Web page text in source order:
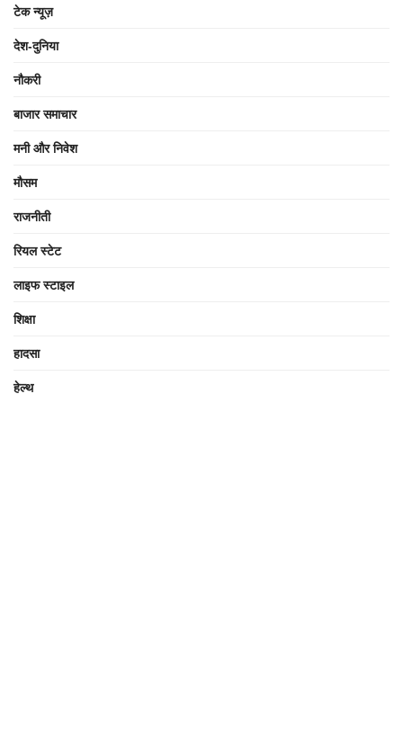
टेक न्यूज़
देश-दुनिया
नौकरी
बाजार समाचार
मनी और निवेश
मौसम
राजनीती
रियल स्टेट
लाइफ स्टाइल
शिक्षा
हादसा
हेल्थ